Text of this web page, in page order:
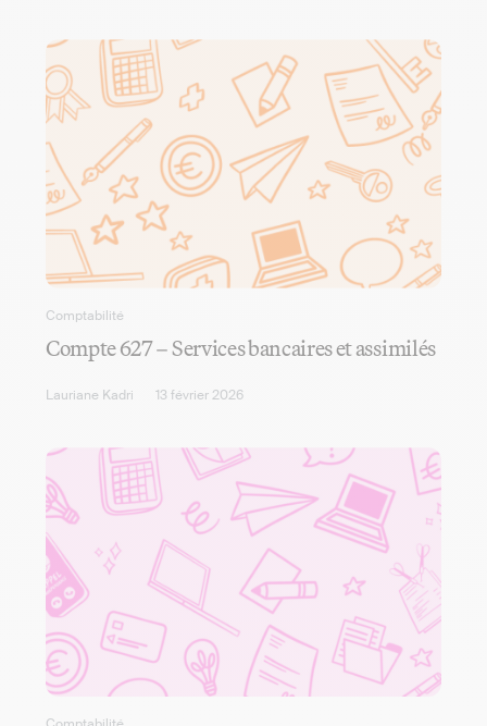
Comptabilité
Compte 627 – Services bancaires et assimilés
Lauriane Kadri 13 février 2026